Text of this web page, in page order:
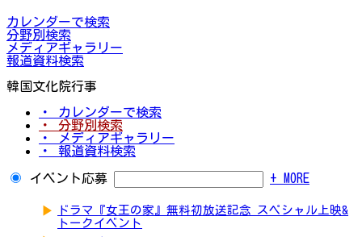
カレンダーで検索
分野別検索
メディアギャラリー
報道資料検索
韓国文化院行事
・ カレンダーで検索
・ 分野別検索
・ メディアギャラリー
・ 報道資料検索
イベント応募 + MORE
▶
ドラマ『女王の家』無料初放送記念 スペシャル上映&
トークイベント